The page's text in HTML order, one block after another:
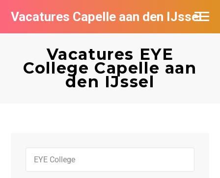
Vacatures Capelle aan den IJssel
Vacatures EYE
College Capelle aan
den IJssel